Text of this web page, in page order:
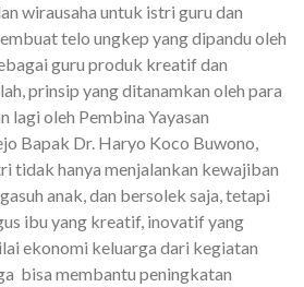
wirausaha untuk istri guru dan
telo ungkep yang dipandu oleh
guru produk kreatif dan
prinsip yang ditanamkan oleh para
lagi oleh Pembina Yayasan
Bapak Dr. Haryo Koco Buwono,
tidak hanya menjalankan kewajiban
anak, dan bersolek saja, tetapi
ibu yang kreatif, inovatif yang
ekonomi keluarga dari kegiatan
bisa membantu peningkatan